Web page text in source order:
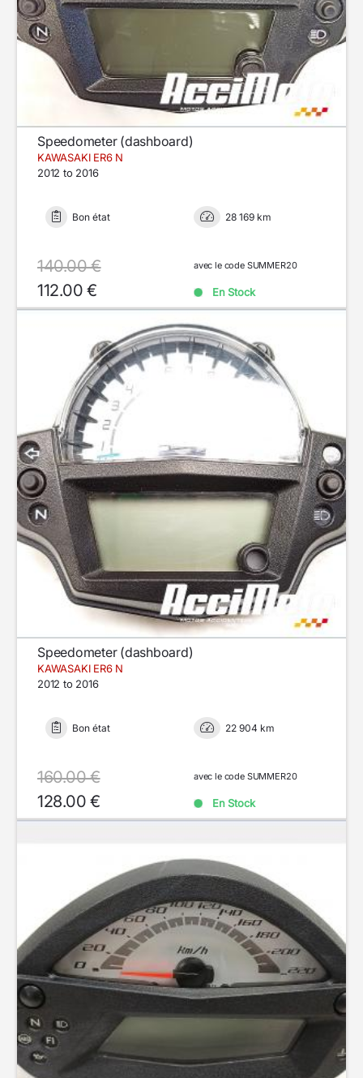
Speedometer (dashboard)
KAWASAKI ER6 N
2012 to 2016
Bon état 28 169 km
140.00 €
112.00 €
avec le code SUMMER20
En Stock
Speedometer (dashboard)
KAWASAKI ER6 N
2012 to 2016
Bon état 22 904 km
160.00 €
128.00 €
avec le code SUMMER20
En Stock